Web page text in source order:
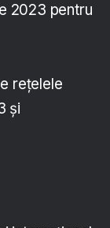
2023 pentru
rețelele
și